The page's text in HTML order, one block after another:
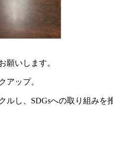
願いします。
アップ。
し、SDGsへの取り組みを